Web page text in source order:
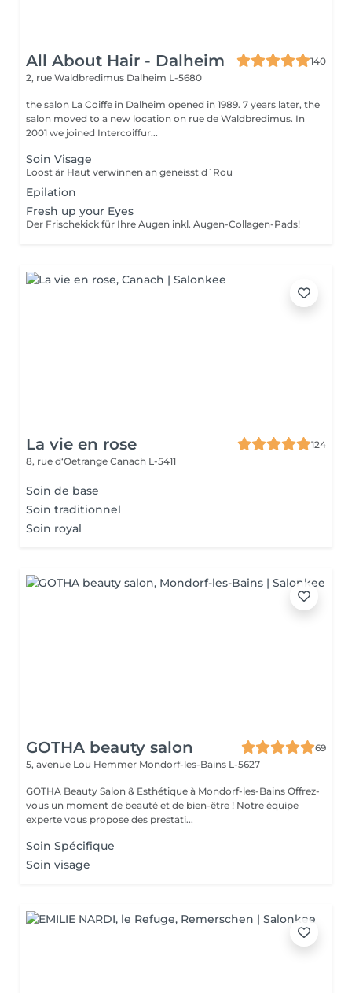
All About Hair - Dalheim
140
2, rue Waldbredimus Dalheim L-5680
the salon La Coiffe in Dalheim opened in 1989. 7 years later, the
salon moved to a new location on rue de Waldbredimus. In
2001 we joined Intercoiffur...
Soin Visage
Loost är Haut verwinnen an geneisst d`Rou
Epilation
Fresh up your Eyes
Der Frischekick für Ihre Augen inkl. Augen-Collagen-Pads!
La vie en rose
124
8, rue d‘Oetrange Canach L-5411
Soin de base
Soin traditionnel
Soin royal
GOTHA beauty salon
69
5, avenue Lou Hemmer Mondorf-les-Bains L-5627
GOTHA Beauty Salon & Esthétique à Mondorf-les-Bains Offrez-
vous un moment de beauté et de bien-être ! Notre équipe
experte vous propose des prestati...
Soin Spécifique
Soin visage